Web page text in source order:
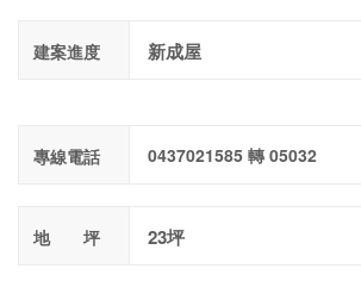
建案進度 新成屋
專線電話 0437021585 轉 05032
地 坪 23坪